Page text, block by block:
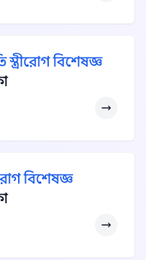
স্ত্রীরোগ বিশেষজ্ঞ
বিশেষজ্ঞ